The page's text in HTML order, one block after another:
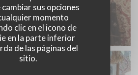
cambiar sus opciones
momento
clic en el icono de
en la parte inferior
de las páginas del
sitio.
| Etage 2 | Flandres